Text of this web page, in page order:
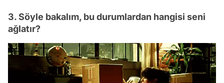
3. Söyle bakalım, bu durumlardan hangisi seni
ağlatır?